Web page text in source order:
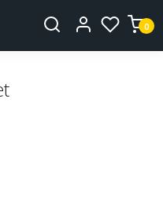
0